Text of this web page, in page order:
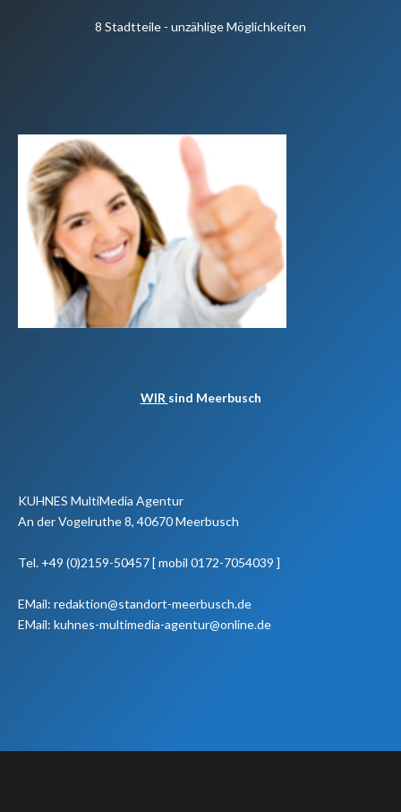
8 Stadtteile - unzählige Möglichkeiten
WIR sind Meerbusch
KUHNES MultiMedia Agentur
An der Vogelruthe 8, 40670 Meerbusch
Tel. +49 (0)2159-50457 [ mobil 0172-7054039 ]
EMail: redaktion@standort-meerbusch.de
EMail: kuhnes-multimedia-agentur@online.de